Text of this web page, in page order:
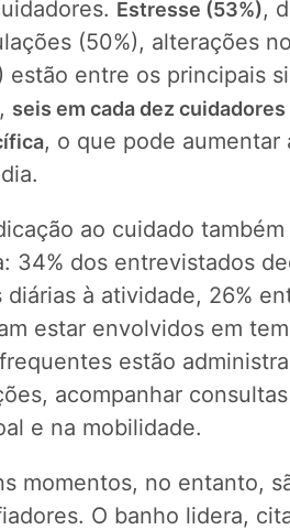
Estresse (53%),
(50%), alterações
estão entre os principais
seis em cada dez
, o que pode aumentar
ao cuidado
34% dos entrevistados
diárias à atividade, 26%
estar envolvidos em
estão
acompanhar
e na mobilidade.
momentos, no entanto,
O banho lidera,